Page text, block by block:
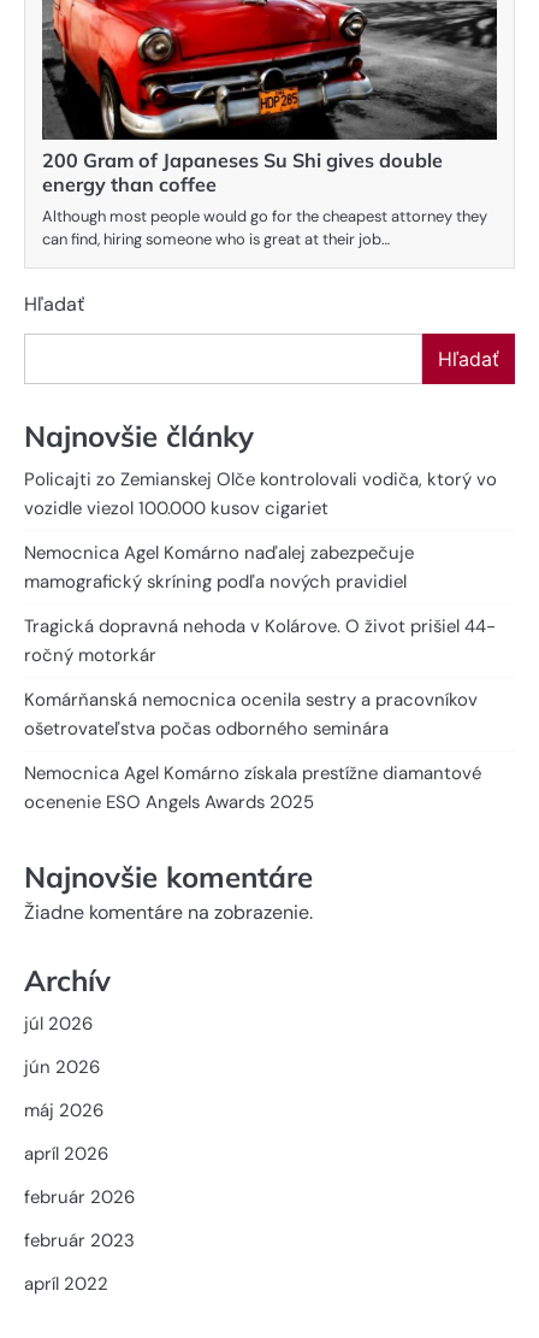
200 Gram of Japaneses Su Shi gives double
energy than coffee
Although most people would go for the cheapest attorney they
can find, hiring someone who is great at their job…
Hľadať
Hľadať
Najnovšie články
Policajti zo Zemianskej Olče kontrolovali vodiča, ktorý vo
vozidle viezol 100.000 kusov cigariet
Nemocnica Agel Komárno naďalej zabezpečuje
mamografický skríning podľa nových pravidiel
Tragická dopravná nehoda v Kolárove. O život prišiel 44-
ročný motorkár
Komárňanská nemocnica ocenila sestry a pracovníkov
ošetrovateľstva počas odborného seminára
Nemocnica Agel Komárno získala prestížne diamantové
ocenenie ESO Angels Awards 2025
Najnovšie komentáre
Žiadne komentáre na zobrazenie.
Archív
júl 2026
jún 2026
máj 2026
apríl 2026
február 2026
február 2023
apríl 2022